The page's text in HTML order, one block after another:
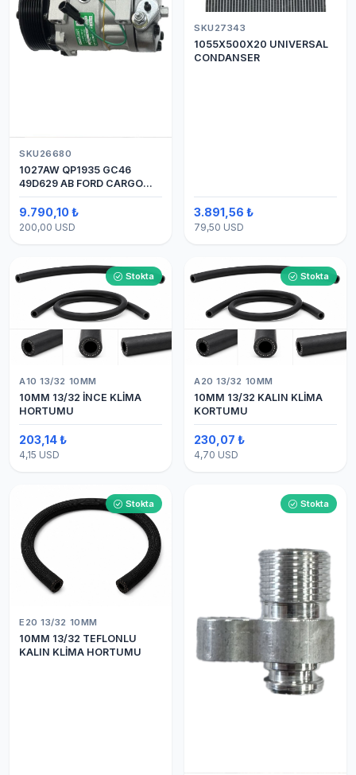
SKU26680
1027AW QP1935 GC46
49D629 AB FORD CARGO
24V 8PK ÜSTTEN ÇIKIŞ
4142 (SANDEN) KLİMA
KOMPRESÖRÜ 7H15
9.790,10 ₺
200,00 USD
SKU27343
1055X500X20 UNIVERSAL
CONDANSER
3.891,56 ₺
79,50 USD
Stokta
A10 13/32 10MM
10MM 13/32 İNCE KLİMA
HORTUMU
203,14 ₺
4,15 USD
Stokta
A20 13/32 10MM
10MM 13/32 KALIN KLİMA
KORTUMU
230,07 ₺
4,70 USD
Stokta
E20 13/32 10MM
10MM 13/32 TEFLONLU
KALIN KLİMA HORTUMU
Stokta